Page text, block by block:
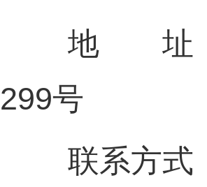
地 址：山
联系方式